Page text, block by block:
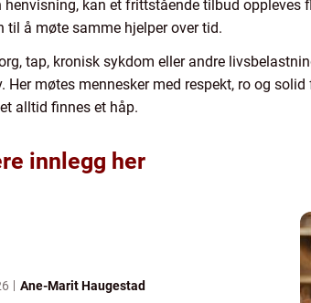
kan et frittstående tilbud oppleves
til å møte samme hjelper over tid.
tap, kronisk sykdom eller andre
møtes mennesker med respekt, ro og solid
alltid finnes et håp.
innlegg her
Ane-Marit Haugestad